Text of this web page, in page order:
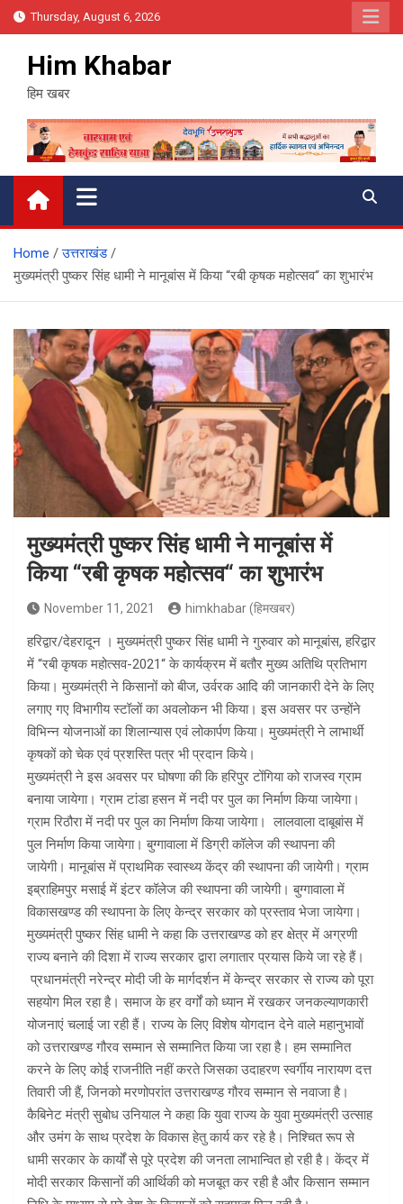
Skip
to
content
Thursday, August 6, 2026
Him Khabar
हिम खबर
Home
उत्तराखंड
मुख्यमंत्री पुष्कर सिंह धामी ने मानूबांस में किया “रबी कृषक महोत्सव“ का शुभारंभ
मुख्यमंत्री पुष्कर सिंह धामी ने मानूबांस में
किया “रबी कृषक महोत्सव“ का शुभारंभ
November 11, 2021 himkhabar (हिमखबर)
हरिद्वार/देहरादून । मुख्यमंत्री पुष्कर सिंह धामी ने गुरुवार को मानूबांस, हरिद्वार
में “रबी कृषक महोत्सव-2021“ के कार्यक्रम में बतौर मुख्य अतिथि प्रतिभाग
किया। मुख्यमंत्री ने किसानों को बीज, उर्वरक आदि की जानकारी देने के लिए
लगाए गए विभागीय स्टॉलों का अवलोकन भी किया। इस अवसर पर उन्होंने
विभिन्न योजनाओं का शिलान्यास एवं लोकार्पण किया। मुख्यमंत्री ने लाभार्थी
कृषकों को चेक एवं प्रशस्ति पत्र भी प्रदान किये।
मुख्यमंत्री ने इस अवसर पर घोषणा की कि हरिपुर टोंगिया को राजस्व ग्राम
बनाया जायेगा। ग्राम टांडा हसन में नदी पर पुल का निर्माण किया जायेगा।
ग्राम रिठौरा में नदी पर पुल का निर्माण किया जायेगा। लालवाला दाबूबांस में
पुल निर्माण किया जायेगा। बुग्गावाला में डिग्री कॉलेज की स्थापना की
जायेगी। मानूबांस में प्राथमिक स्वास्थ्य केंद्र की स्थापना की जायेगी। ग्राम
इब्राहिमपुर मसाई में इंटर कॉलेज की स्थापना की जायेगी। बुग्गावाला में
विकासखण्ड की स्थापना के लिए केन्द्र सरकार को प्रस्ताव भेजा जायेगा।
मुख्यमंत्री पुष्कर सिंह धामी ने कहा कि उत्तराखण्ड को हर क्षेत्र में अग्रणी
राज्य बनाने की दिशा में राज्य सरकार द्वारा लगातार प्रयास किये जा रहे हैं।
प्रधानमंत्री नरेन्द्र मोदी जी के मार्गदर्शन में केन्द्र सरकार से राज्य को पूरा
सहयोग मिल रहा है। समाज के हर वर्गों को ध्यान में रखकर जनकल्याणकारी
योजनाएं चलाई जा रही हैं। राज्य के लिए विशेष योगदान देने वाले महानुभावों
को उत्तराखण्ड गौरव सम्मान से सम्मानित किया जा रहा है। हम सम्मानित
करने के लिए कोई राजनीति नहीं करते जिसका उदाहरण स्वर्गीय नारायण दत्त
तिवारी जी हैं, जिनको मरणोपरांत उत्तराखण्ड गौरव सम्मान से नवाजा है।
कैबिनेट मंत्री सुबोध उनियाल ने कहा कि युवा राज्य के युवा मुख्यमंत्री उत्साह
और उमंग के साथ प्रदेश के विकास हेतु कार्य कर रहे है। निश्चित रूप से
धामी सरकार के कार्यों से पूरे प्रदेश की जनता लाभान्वित हो रही है। केंद्र में
मोदी सरकार किसानों की आर्थिकी को मजबूत कर रही है और किसान सम्मान